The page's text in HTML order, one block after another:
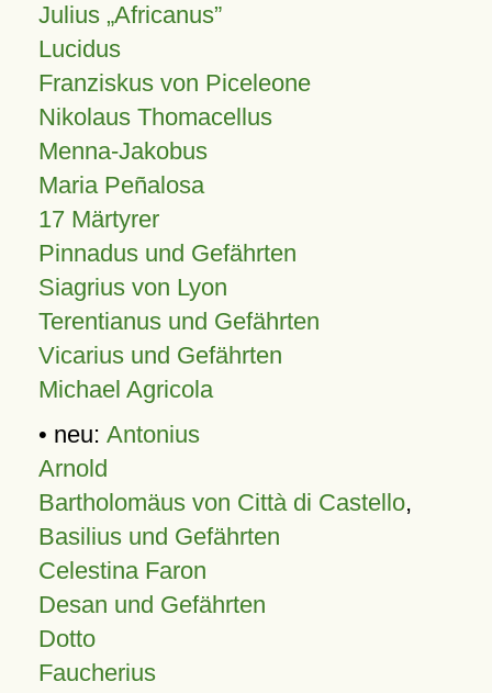
Julius Africanus
Lucidus
Franziskus von Piceleone
Nikolaus Thomacellus
Menna-Jakobus
Maria Peñalosa
17 Märtyrer
Pinnadus und Gefährten
Siagrius von Lyon
Terentianus und Gefährten
Vicarius und Gefährten
Michael Agricola
• neu: Antonius
Arnold
Bartholomäus von Città di Castello,
Basilius und Gefährten
Celestina Faron
Desan und Gefährten
Dotto
Faucherius